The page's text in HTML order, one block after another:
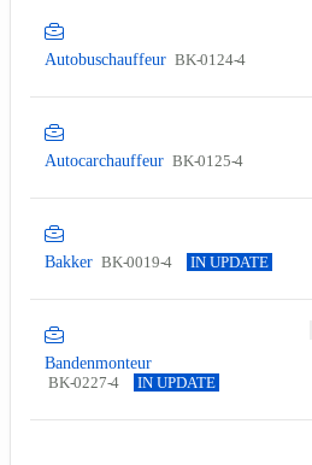
Autobuschauffeur BK-0124-4
Autocarchauffeur BK-0125-4
Bakker BK-0019-4 IN UPDATE
Bandenmonteur
BK-0227-4
IN UPDATE